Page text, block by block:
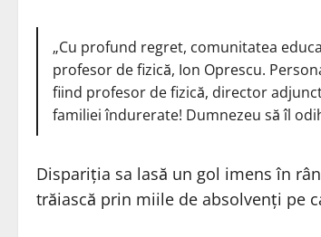
„Cu profund regret, comunitatea
profesor de fizică, Ion Oprescu.
fiind profesor de fizică, director
familiei îndurerate! Dumnezeu să îl
Dispariția sa lasă un gol imens în
trăiască prin miile de absolvenți pe